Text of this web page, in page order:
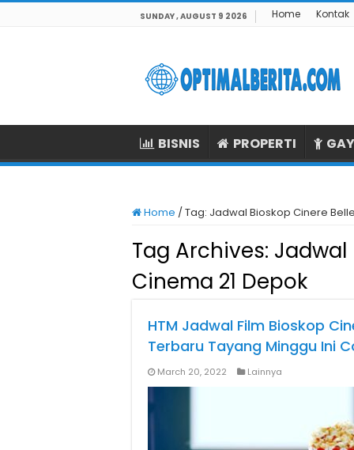
SUNDAY , AUGUST 9 2026 Home Kontak
BISNIS PROPERTI
Home /Tag: Jadwal Bioskop Cinere
Tag Archives: Jadwal
Cinema 21 Depok
HTM Jadwal Film Bioskop
Terbaru Tayang Minggu Ini
March 20, 2022 Lainnya